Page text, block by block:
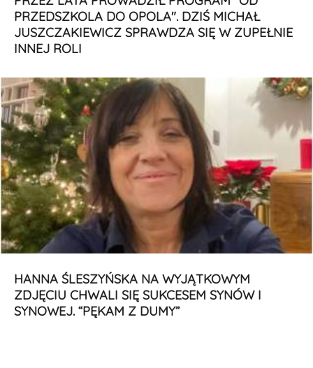
PRZEDSZKOLA DO OPOLA". DZIŚ MICHAŁ
JUSZCZAKIEWICZ SPRAWDZA SIĘ W ZUPEŁNIE
INNEJ ROLI
HANNA ŚLESZYŃSKA NA WYJĄTKOWYM
ZDJĘCIU CHWALI SIĘ SUKCESEM SYNÓW I
SYNOWEJ. “PĘKAM Z DUMY”